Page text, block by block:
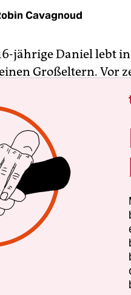
Cavagnoud
jährige Daniel lebt
Großeltern. Vor
aus dem Staub
Tage pro Woche bei
auf
Südamerikas.
Uhr morgens an und
Er packt
Sonntags sei es
ganzen Tag ohne
die Arbeit
20